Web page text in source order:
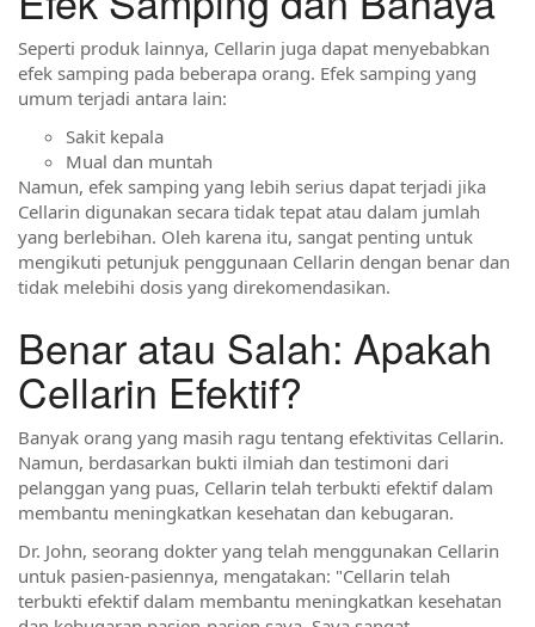
Seperti produk lainnya, Cellarin juga dapat menyebabkan
efek samping pada beberapa orang. Efek samping yang
umum terjadi antara lain:
Sakit kepala
Mual dan muntah
Namun, efek samping yang lebih serius dapat terjadi jika
Cellarin digunakan secara tidak tepat atau dalam jumlah
yang berlebihan. Oleh karena itu, sangat penting untuk
mengikuti petunjuk penggunaan Cellarin dengan benar dan
tidak melebihi dosis yang direkomendasikan.
Benar atau Salah: Apakah
Cellarin Efektif?
Banyak orang yang masih ragu tentang efektivitas Cellarin.
Namun, berdasarkan bukti ilmiah dan testimoni dari
pelanggan yang puas, Cellarin telah terbukti efektif dalam
membantu meningkatkan kesehatan dan kebugaran.
Dr. John, seorang dokter yang telah menggunakan Cellarin
untuk pasien-pasiennya, mengatakan: "Cellarin telah
terbukti efektif dalam membantu meningkatkan kesehatan